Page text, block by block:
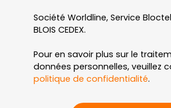
Société Worldline, Service Bloctel,
BLOIS CEDEX.
Pour en savoir plus sur le
données personnelles, veuillez
politique de confidentialité.